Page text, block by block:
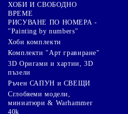
ХОБИ И СВОБОДНО
ВРЕМЕ
РИСУВАНЕ ПО НОМЕРА -
"Painting by numbers"
Хоби комплекти
Комплекти "Арт гравиране"
3D Оригами и хартии, 3D
пъзели
Ръчен САПУН и СВЕЩИ
Сглобяеми модели,
миниатюри & Warhammer
40k